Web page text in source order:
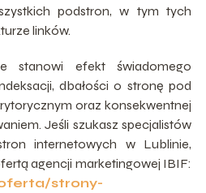
podstron, w tym tych
linków.
stanowi efekt świadomego
dbałości o stronę pod
oraz konsekwentnej
Jeśli szukasz specjalistów
internetowych w Lublinie,
agencji marketingowej IBIF:
strony-